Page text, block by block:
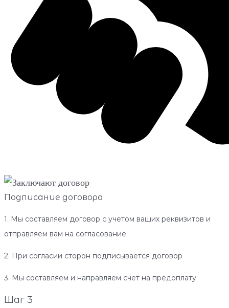
Подписание договора
1. Мы составляем договор с учетом ваших реквизитов и
отправляем вам на согласование
2. При согласии сторон подписывается договор
3. Мы составляем и направляем счёт на предоплату
Шаг 3